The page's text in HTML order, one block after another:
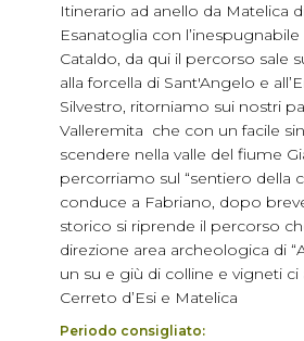
Itinerario ad anello da Matelica
Esanatoglia con
Cataldo, da qui il percorso sale
alla forcella di Sant'Angelo e
Silvestro, ritorniamo sui nostri
Valleremita che con un facile
scendere nella valle del fiume
percorriamo sul “sentiero della
conduce a Fabriano, dopo
storico si riprende il percorso
direzione area archeologica di
un su e giù di colline e vigneti
Cerreto d’Esi e Matelica
Periodo consigliato: